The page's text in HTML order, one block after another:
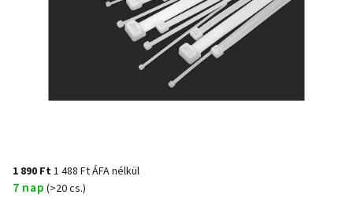
1 890 Ft1 488 Ft ÁFA nélkül
7 nap (>20 cs.)